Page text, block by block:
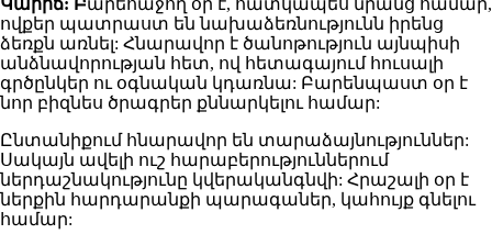
ովքեր պատրաստ են նախաձեռնությունն իրենց
ձեռքն առնել: Հնարավոր է ծանոթություն այնպիսի
անձնավորության հետ, ով հետագայում հուսալի
գրծընկեր ու օգնական կդառնա: Բարենպաստ օր է
նոր բիզնես ծրագրեր քննարկելու համար:
Ընտանիքում հնարավոր են տարաձայնություններ:
Սակայն ավելի ուշ հարաբերություններում
ներդաշնակությունը կվերականգնվի: Հրաշալի օր է
ներքին հարդարանքի պարագաներ, կահույք գնելու
համար: